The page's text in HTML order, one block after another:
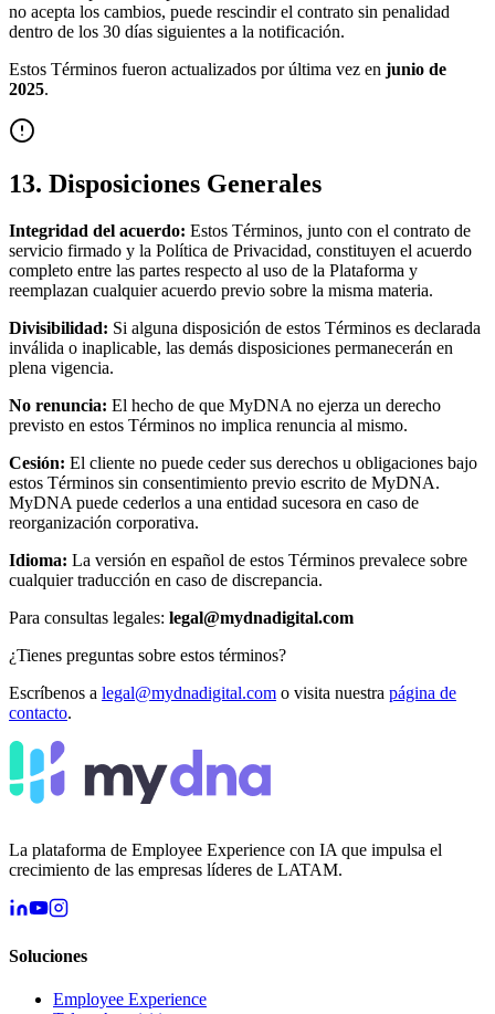
no acepta los cambios, puede rescindir el contrato sin penalidad
dentro de los 30 días siguientes a la notificación.
Estos Términos fueron actualizados por última vez en junio de
2025.
13. Disposiciones Generales
Integridad del acuerdo: Estos Términos, junto con el contrato de
servicio firmado y la Política de Privacidad, constituyen el acuerdo
completo entre las partes respecto al uso de la Plataforma y
reemplazan cualquier acuerdo previo sobre la misma materia.
Divisibilidad: Si alguna disposición de estos Términos es declarada
inválida o inaplicable, las demás disposiciones permanecerán en
plena vigencia.
No renuncia: El hecho de que MyDNA no ejerza un derecho
previsto en estos Términos no implica renuncia al mismo.
Cesión: El cliente no puede ceder sus derechos u obligaciones bajo
estos Términos sin consentimiento previo escrito de MyDNA.
MyDNA puede cederlos a una entidad sucesora en caso de
reorganización corporativa.
Idioma: La versión en español de estos Términos prevalece sobre
cualquier traducción en caso de discrepancia.
Para consultas legales: legal@mydnadigital.com
¿Tienes preguntas sobre estos términos?
Escríbenos a legal@mydnadigital.com o visita nuestra página de
contacto.
La plataforma de Employee Experience con IA que impulsa el
crecimiento de las empresas líderes de LATAM.
Soluciones
Employee Experience